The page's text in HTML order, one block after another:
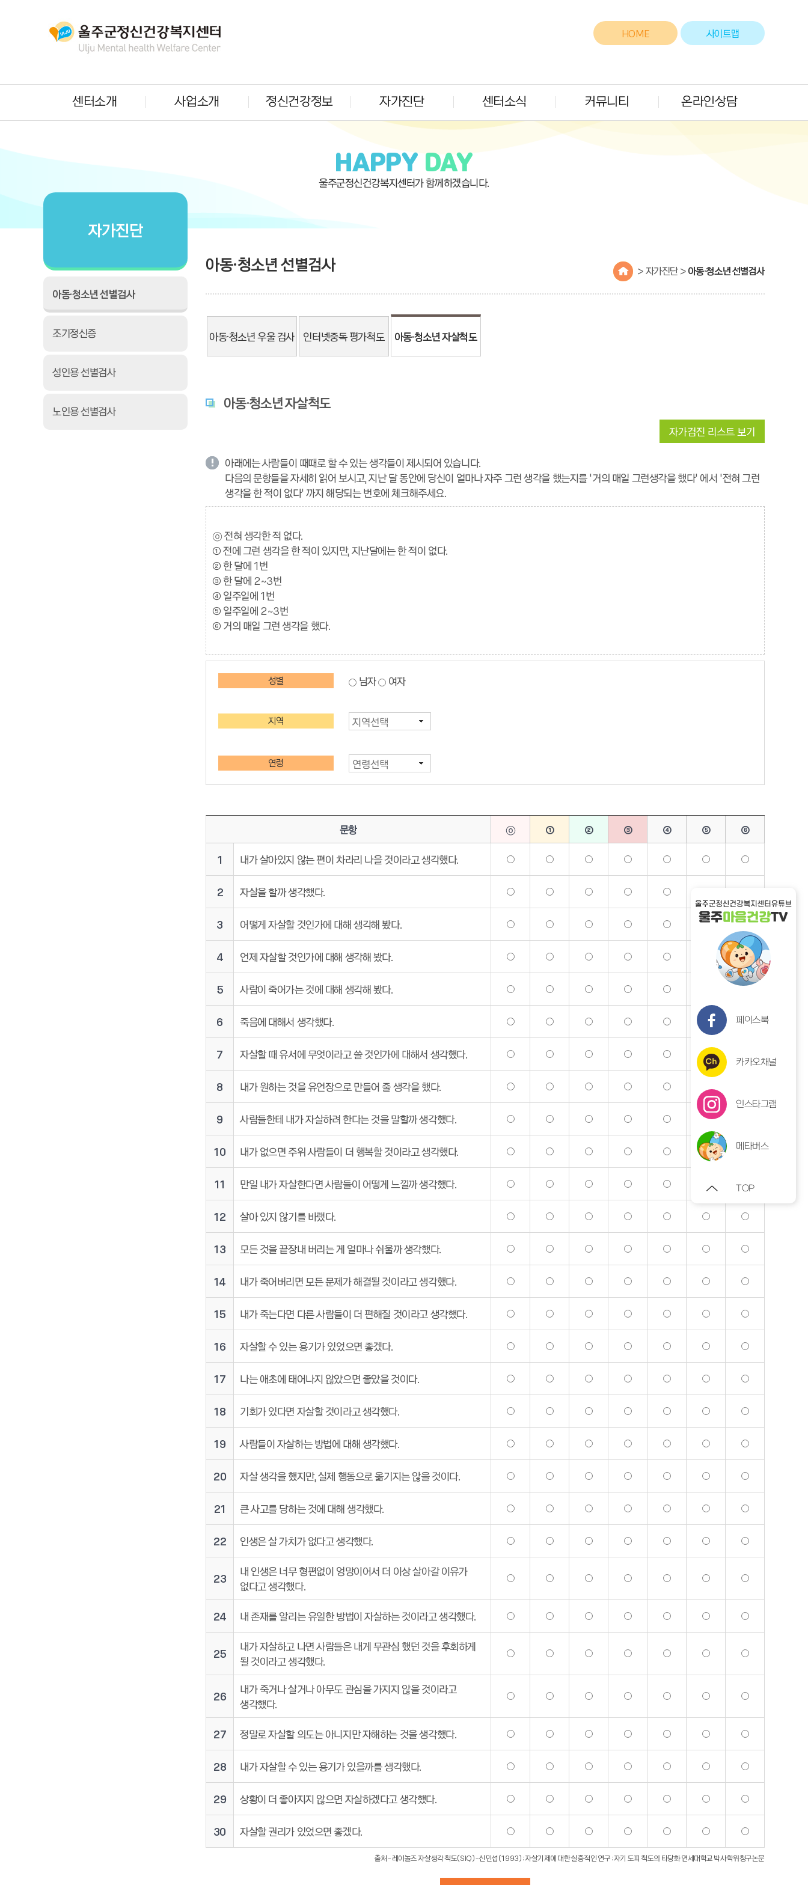
HOME 사이트맵
센터소개 사업소개 정신건강정보 자가진단 센터소식 커뮤니티 온라인상담
페이스북
카카오채널
인스타그램
메타버스
TOP
HAPPY DAY
울주군정신건강복지센터가 함께하겠습니다.
자가진단
아동·청소년 선별검사
조기정신증
성인용 선별검사
노인용 선별검사
아동·청소년 선별검사 > 자가진단 >아동·청소년 선별검사
아동·청소년 우울 검사 인터넷중독 평가척도 아동·청소년 자살척도
아동·청소년 자살척도
아래에는 사람들이 때때로 할 수 있는 생각들이 제시되어 있습니다.
다음의 문항들을 자세히 읽어 보시고, 지난 달 동안에 당신이 얼마나 자주 그런 생각을 했는지를 '거의 매일 그런생각을 했다' 에서 '전혀 그런
생각을 한 적이 없다' 까지 해당되는 번호에 체크해주세요.
ⓞ 전혀 생각한 적 없다.
① 전에 그런 생각을 한 적이 있지만, 지난달에는 한 적이 없다.
② 한 달에 1번
③ 한 달에 2~3번
④ 일주일에 1번
⑤ 일주일에 2~3번
⑥ 거의 매일 그런 생각을 했다.
성별 남자 여자
지역
연령
문항 ⓞ ① ② ③ ④ ⑤
⑥
1
내가 살아있지 않는 편이 차라리 나을 것이라고 생각했다.
2 자살을 할까 생각했다.
3 어떻게 자살할 것인가에 대해 생각해 봤다.
4 언제 자살할 것인가에 대해 생각해 봤다.
5 사람이 죽어가는 것에 대해 생각해 봤다.
6 죽음에 대해서 생각했다.
7 자살할 때 유서에 무엇이라고 쓸 것인가에 대해서 생각했다.
8 내가 원하는 것을 유언장으로 만들어 줄 생각을 했다.
9 사람들한테 내가 자살하려 한다는 것을 말할까 생각했다.
10 내가 없으면 주위 사람들이 더 행복할 것이라고 생각했다.
11 만일 내가 자살한다면 사람들이 어떻게 느낄까 생각했다.
12 살아 있지 않기를 바랬다.
13 모든 것을 끝장내 버리는 게 얼마나 쉬울까 생각했다.
14 내가 죽어버리면 모든 문제가 해결될 것이라고 생각했다.
15 내가 죽는다면 다른 사람들이 더 편해질 것이라고 생각했다.
16 자살할 수 있는 용기가 있었으면 좋겠다.
17 나는 애초에 태어나지 않았으면 좋았을 것이다.
18 기회가 있다면 자살할 것이라고 생각했다.
19 사람들이 자살하는 방법에 대해 생각했다.
20 자살 생각을 했지만, 실제 행동으로 옮기지는 않을 것이다.
21 큰 사고를 당하는 것에 대해 생각했다.
22 인생은 살 가치가 없다고 생각했다.
23
내 인생은 너무 형편없이 엉망이어서 더 이상 살아갈 이유가
없다고 생각했다.
24
내 존재를 알리는 유일한 방법이 자살하는 것이라고 생각했다.
25
내가 자살하고 나면 사람들은 내게 무관심 했던 것을 후회하게
될 것이라고 생각했다.
26
내가 죽거나 살거나 아무도 관심을 가지지 않을 것이라고
생각했다.
27
정말로 자살할 의도는 아니지만 자해하는 것을 생각했다.
28 내가 자살할 수 있는 용기가 있을까를 생각했다.
29 상황이 더 좋아지지 않으면 자살하겠다고 생각했다.
30 자살할 권리가 있었으면 좋겠다.
출처 - 레이놀즈 자살생각 척도(SIQ) - 신민섭(1993) : 자살기제에 대한 실증적인 연구 : 자기 도피 척도의 타당화 연세대학교 박사학위청구논문